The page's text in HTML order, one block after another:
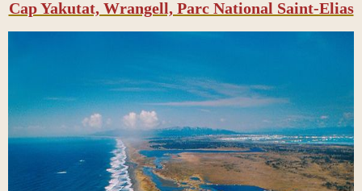
Cap Yakutat, Wrangell, Parc National Saint-Elias